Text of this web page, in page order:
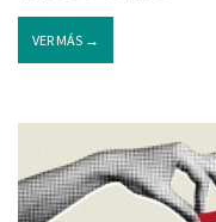
VER MÁS →